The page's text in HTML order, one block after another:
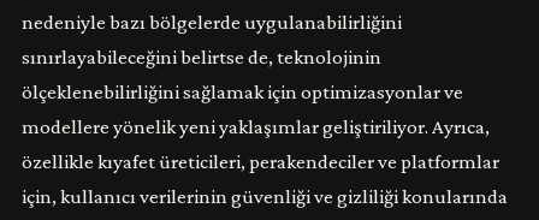
nedeniyle bazı bölgelerde uygulanabilirliğini
sınırlayabileceğini belirtse de, teknolojinin
ölçeklenebilirliğini sağlamak için optimizasyonlar ve
modellere yönelik yeni yaklaşımlar geliştiriliyor. Ayrıca,
özellikle kıyafet üreticileri, perakendeciler ve platformlar
için, kullanıcı verilerinin güvenliği ve gizliliği konularında